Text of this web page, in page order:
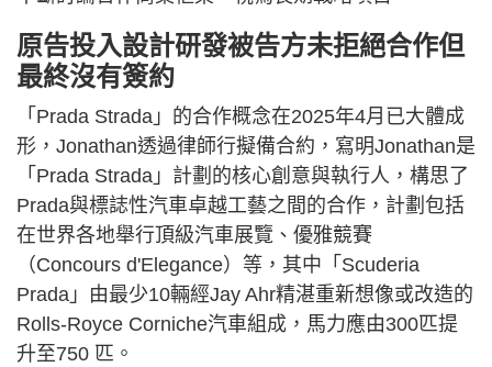
原告投入設計研發被告方未拒絕合作但
最終沒有簽約
「Prada Strada」的合作概念在2025年4月已大體成
形，Jonathan透過律師行擬備合約，寫明Jonathan是
「Prada Strada」計劃的核心創意與執行人，構思了
Prada與標誌性汽車卓越工藝之間的合作，計劃包括
在世界各地舉行頂級汽車展覽、優雅競賽
（Concours d'Elegance）等，其中「Scuderia
Prada」由最少10輛經Jay Ahr精湛重新想像或改造的
Rolls-Royce Corniche汽車組成，馬力應由300匹提
升至750 匹。